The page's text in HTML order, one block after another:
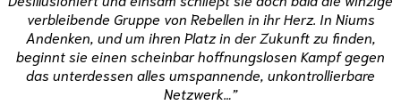
verbleibende Gruppe von Rebellen in ihr Herz. In Niums
Andenken, und um ihren Platz in der Zukunft zu finden,
beginnt sie einen scheinbar hoffnungslosen Kampf gegen
das unterdessen alles umspannende, unkontrollierbare
Netzwerk…”